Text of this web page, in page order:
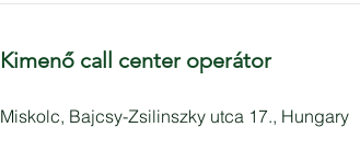
Kimenő call center operátor
Miskolc, Bajcsy-Zsilinszky utca 17., Hungary